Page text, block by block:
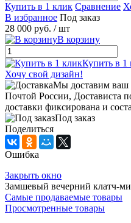
Купить в 1 клик Сравнение
В избранное Под заказ
28 000 руб. / шт
В корзину
Купить в 1
Хочу свой дизайн!
Мы доставим ваш
Почтой России, Достависта
доставки фиксирована и
Под заказ
Поделиться
Ошибка
Закрыть окно
Замшевый вечерний клатч-
Самые продаваемые товары
Просмотренные товары